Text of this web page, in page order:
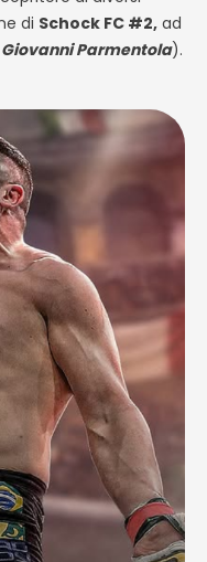
di Schock FC #2, ad
Giovanni Parmentola).